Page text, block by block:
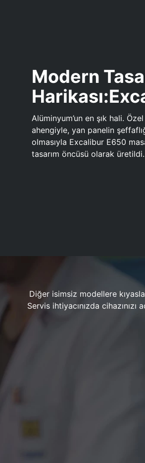
Modern
Alüminyum’un en şık hali.
ahengiyle, yan panelin
olmasıyla Excalibur E650
tasarım öncüsü olarak üretildi.
Diğer isimsiz modellere
Servis ihtiyacınızda